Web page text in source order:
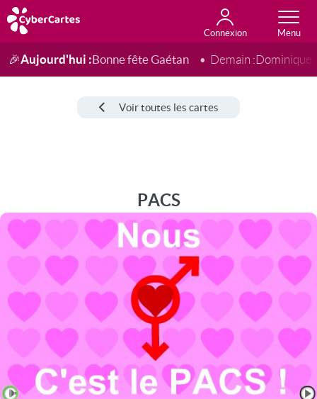
Connexion
Anniversaire
Fête du jour
Amour
Amitié
Merci
Toutes les cartes
🎉Aujourd'hui :Bonne fête Gaétan Demain :Dominique
Voir toutes les cartes
PACS